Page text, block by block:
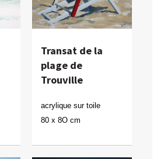
Transat de la
plage de
Trouville
acrylique sur toile
80 x 8O cm